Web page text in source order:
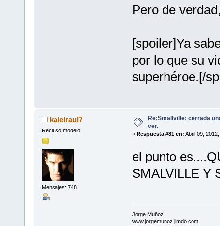
Pero de
[spoiler]Ya
por lo que su
superhéroe.[/
kalelraul7
Recluso modelo
Mensajes: 748
Re:Smallville; cerrada
ver.
« Respuesta #81 en: Abril 09,
el punto
SMALVILLE Y
Jorge Muñoz
www.jorgemunoz.jimdo.com